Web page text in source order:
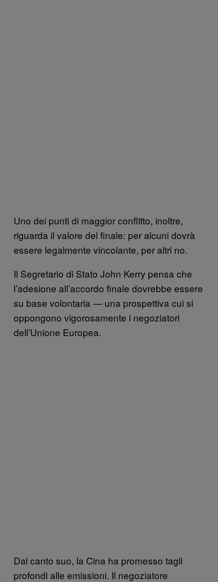
Uno dei punti di maggior conflitto, inoltre,
riguarda il valore del finale: per alcuni dovrà
essere legalmente vincolante, per altri no.
Il Segretario di Stato John Kerry pensa che
l’adesione all’accordo finale dovrebbe essere
su base volontaria — una prospettiva cui si
oppongono vigorosamente i negoziatori
dell’Unione Europea.
Dal canto suo, la Cina ha promesso tagli
profondi alle emissioni. Il negoziatore